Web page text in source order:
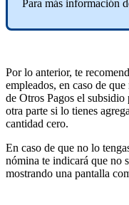
Para más información
Por lo anterior, te
empleados, en caso de que
de Otros Pagos el subsidio
otra parte si lo tienes
cantidad cero.
En caso de que no lo
nómina te indicará que no
mostrando una pantalla